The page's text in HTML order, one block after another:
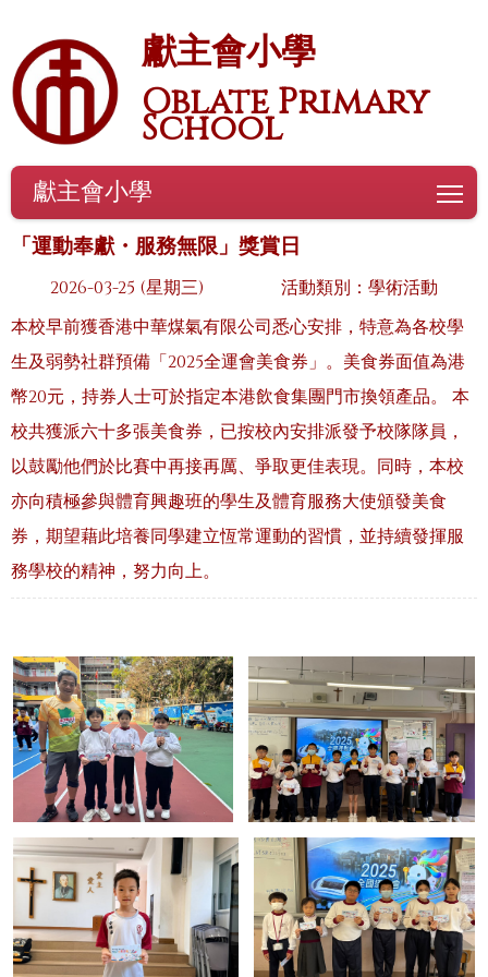
獻主會小學
Oblate Primary
School
獻主會小學
「運動奉獻・服務無限」獎賞日
2026-03-25 (星期三)
活動類別：學術活動
本校早前獲香港中華煤氣有限公司悉心安排，特意為各校學
生及弱勢社群預備「2025全運會美食券」。美食券面值為港
幣20元，持券人士可於指定本港飲食集團門市換領產品。 本
校共獲派六十多張美食券，已按校內安排派發予校隊隊員，
以鼓勵他們於比賽中再接再厲、爭取更佳表現。同時，本校
亦向積極參與體育興趣班的學生及體育服務大使頒發美食
券，期望藉此培養同學建立恆常運動的習慣，並持續發揮服
務學校的精神，努力向上。